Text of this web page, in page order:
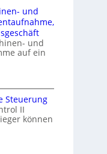
und
und
auf ein
Steuerung
II
können